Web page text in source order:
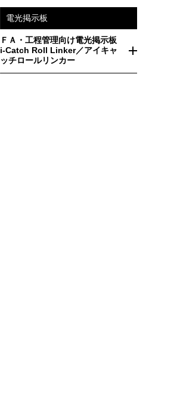
電光掲示板
ＦＡ・工程管理向け電光掲示板
i-Catch Roll Linker／アイキャ
ッチロールリンカー